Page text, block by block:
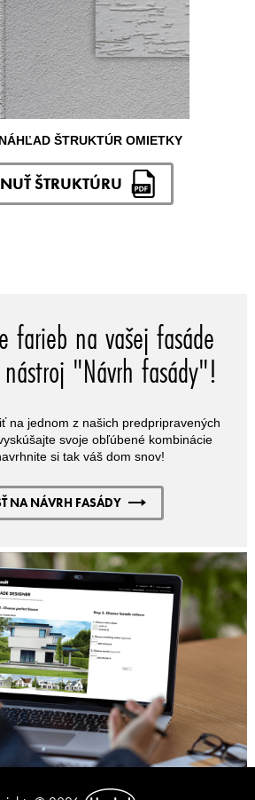
ŠTRUKTÚR OMIETKY
ŠTRUKTÚRU
farieb na vašej fasáde
"Návrh fasády"!
na jednom z našich predpripravených
svoje obľúbené kombinácie
si tak váš dom snov!
NA NÁVRH FASÁDY